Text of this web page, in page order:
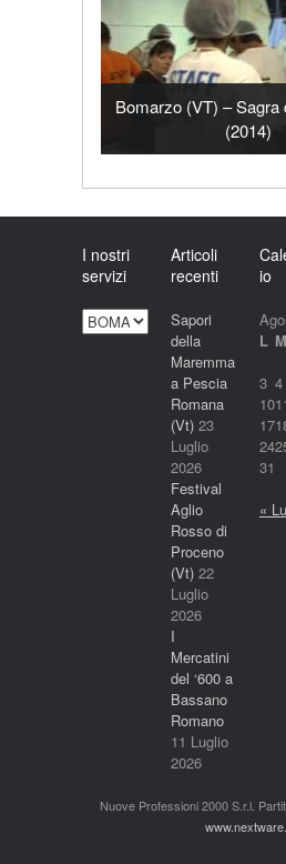
Bomarzo (VT) – Sagra
(2014)
I nostri
servizi
nostri
Articoli
recenti
Sapori
della
Maremma
a Pescia
Romana
(Vt) 23
Luglio
2026
Festival
Aglio
Rosso di
Proceno
(Vt) 22
Luglio
2026
I
Mercatini
del ‘600 a
Bassano
Romano
11 Luglio
2026
io
L M
3 4
10
17
24
31
«
Nuove Professioni 2000 S.r.l.